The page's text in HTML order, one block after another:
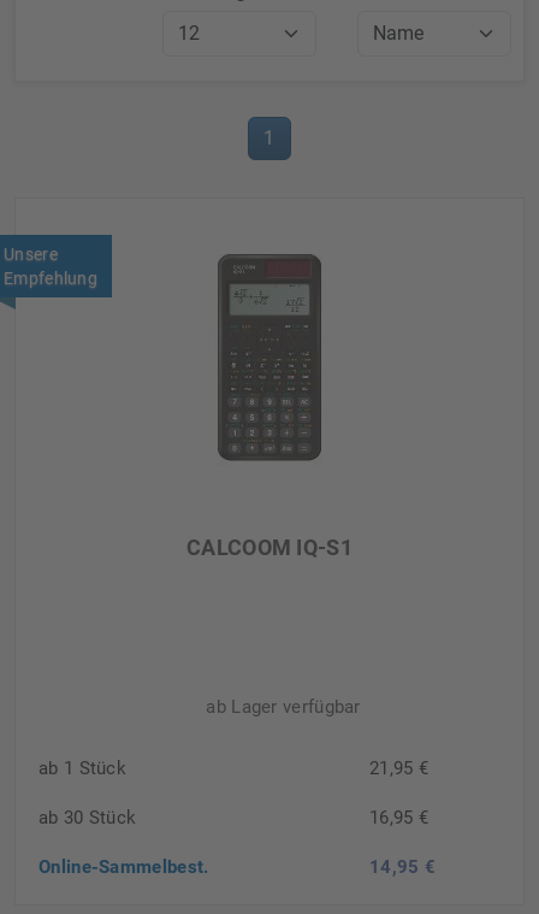
1
Unsere
Empfehlung
CALCOOM IQ-S1
ab Lager verfügbar
ab 1 Stück 21,95 €
ab 30 Stück 16,95 €
Online-Sammelbest. 14,95 €